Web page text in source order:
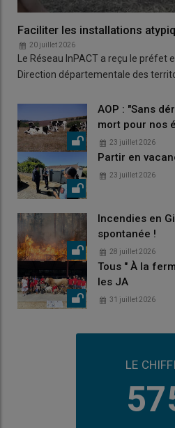
Faciliter les installations
20 juillet 2026
Le Réseau InPACT a reçu le
Direction départementale des
AOP : "Sans
mort pour nos
23 juillet 2026
Partir en
23 juillet 2026
Incendies en
spontanée !
28 juillet 2026
Tous " À la
les JA
31 juillet 2026
LE